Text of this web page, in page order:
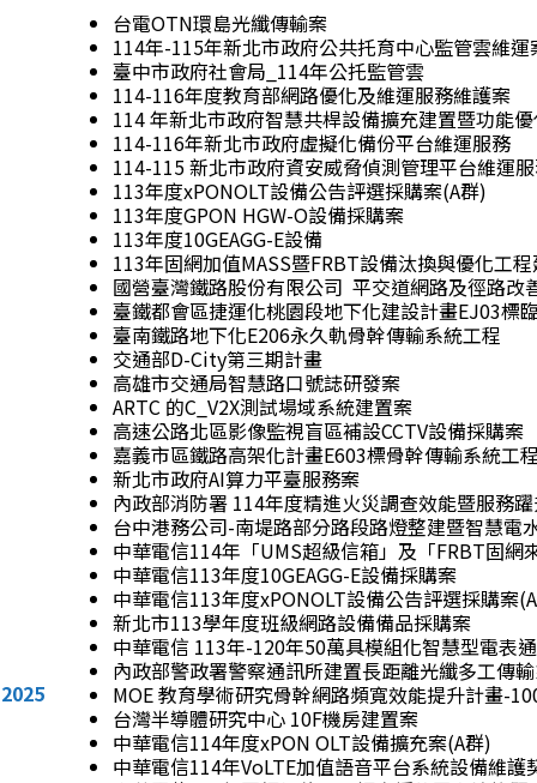
2025
台電OTN環島光纖傳輸案
114年-115年新北市政府公共托育中心監管雲維運
臺中市政府社會局_114年公托監管雲
114-116年度教育部網路優化及維運服務維護案
114 年新北市政府智慧共桿設備擴充建置暨功能
114-116年新北市政府虛擬化備份平台維運服務
114-115 新北市政府資安威脅偵測管理平台維運
113年度xPONOLT設備公告評選採購案(A群)
113年度GPON HGW-O設備採購案
113年度10GEAGG-E設備
113年固網加值MASS暨FRBT設備汰換與優化工
國營臺灣鐵路股份有限公司 平交道網路及徑路改
臺鐵都會區捷運化桃園段地下化建設計畫EJ03標
臺南鐵路地下化E206永久軌骨幹傳輸系統工程
交通部D-City第三期計畫
高雄市交通局智慧路口號誌研發案
ARTC 的C_V2X測試場域系統建置案
高速公路北區影像監視盲區補設CCTV設備採購案
嘉義市區鐵路高架化計畫E603標骨幹傳輸系統工
新北市政府AI算力平臺服務案
內政部消防署 114年度精進火災調查效能暨服務
台中港務公司-南堤路部分路段路燈整建暨智慧電
中華電信114年「UMS超級信箱」及「FRBT固
中華電信113年度10GEAGG-E設備採購案
中華電信113年度xPONOLT設備公告評選採購案
新北市113學年度班級網路設備備品採購案
中華電信 113年-120年50萬具模組化智慧型電表
內政部警政署警察通訊所建置⻑距離光纖多⼯傳
MOE 教育學術研究骨幹網路頻寬效能提升計畫-
台灣半導體研究中心 10F機房建置案
中華電信114年度xPON OLT設備擴充案(A群)
中華電信114年VoLTE加值語音平台系統設備維護